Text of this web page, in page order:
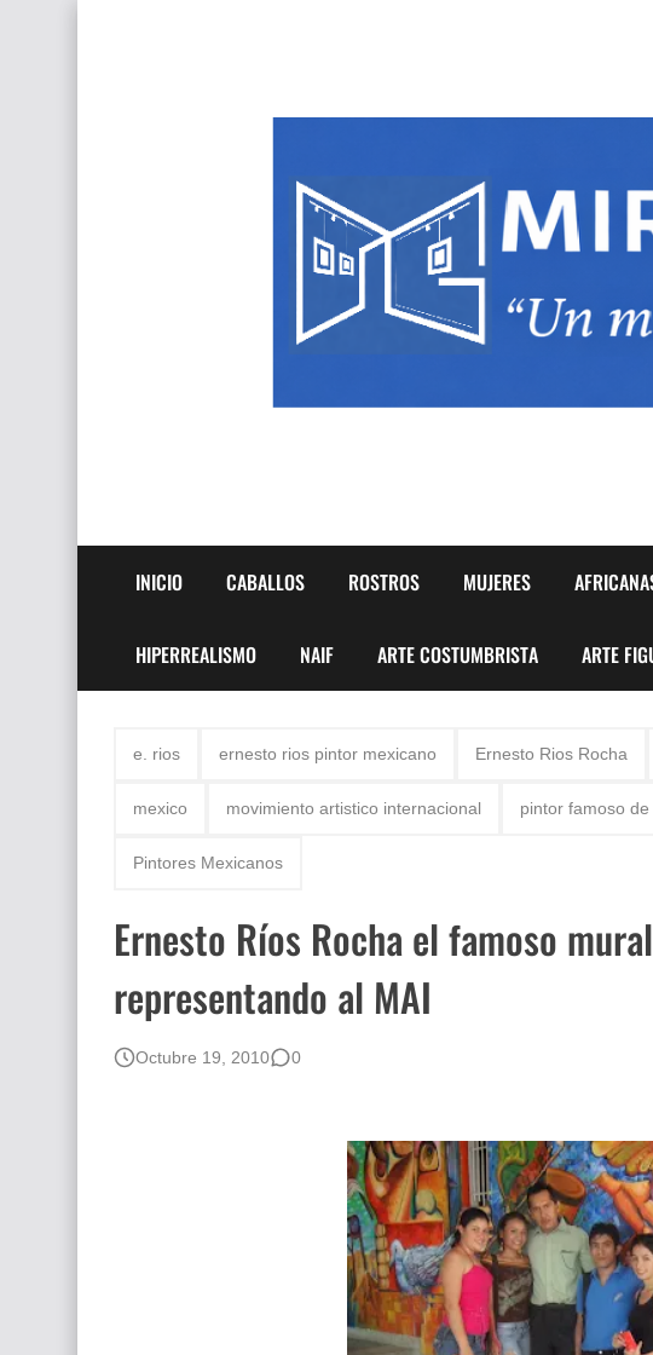
INICIO CABALLOS ROSTROS MUJERES
HIPERREALISMO NAIF ARTE COSTUMBRISTA ARTE
e. rios ernesto rios pintor mexicano Ernesto Rios Rocha
mexico movimiento artistico internacional pintor famoso de
Pintores Mexicanos
Ernesto Ríos Rocha el famoso
representando al MAI
Octubre 19, 2010 0